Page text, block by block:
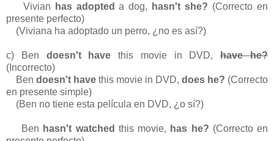
Vivian has adopted a dog, hasn't she? (Correcto en
presente perfecto)
(Viviana ha adoptado un perro, ¿no es así?)
c) Ben doesn't have this movie in DVD,have he?
(Incorrecto)
Ben doesn't have this movie in DVD, does he? (Correcto
en presente simple)
(Ben no tiene esta película en DVD, ¿o sí?)
Ben hasn't watched this movie, has he? (Correcto en